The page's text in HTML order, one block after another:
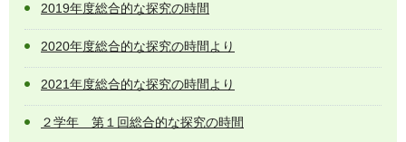
2019年度総合的な探究の時間
2020年度総合的な探究の時間より
2021年度総合的な探究の時間より
２学年 第１回総合的な探究の時間